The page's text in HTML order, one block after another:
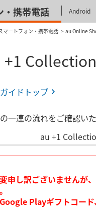
・携帯電話 Android
マートフォン・携帯電話 au Online
+1
イドトップ
一連の流れをご確認いた
au +1
申し訳ございませんが
Google Playギフトコー